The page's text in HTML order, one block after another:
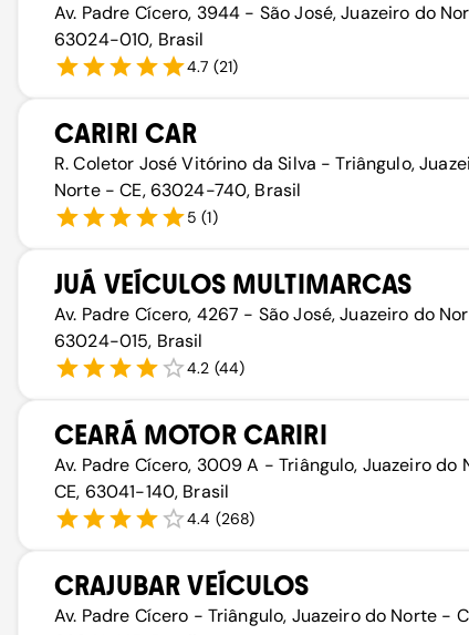
Av. Padre Cícero, 3944 - São José, Juazeiro do
63024-010, Brasil
4.7 (21)
CARIRI CAR
R. Coletor José Vitórino da Silva - Triângulo,
Norte - CE, 63024-740, Brasil
5 (1)
JUÁ VEÍCULOS MULTIMARCAS
Av. Padre Cícero, 4267 - São José, Juazeiro do
63024-015, Brasil
4.2 (44)
CEARÁ MOTOR CARIRI
Av. Padre Cícero, 3009 A - Triângulo, Juazeiro do
CE, 63041-140, Brasil
4.4 (268)
CRAJUBAR VEÍCULOS
Av. Padre Cícero - Triângulo, Juazeiro do Norte -